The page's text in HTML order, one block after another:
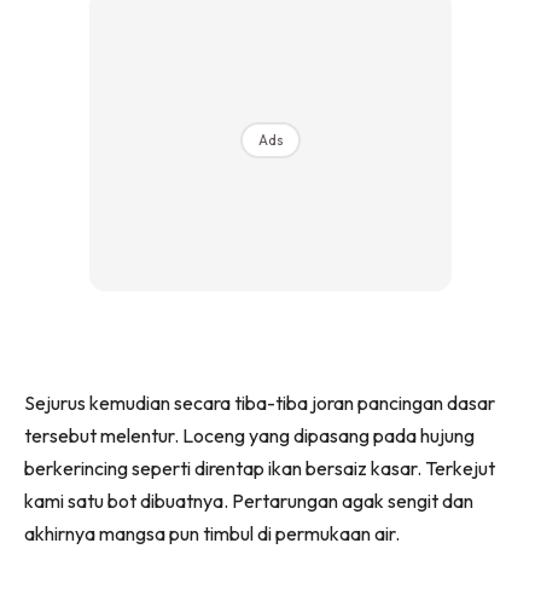
Ads
Sejurus kemudian secara tiba-tiba joran pancingan dasar
tersebut melentur. Loceng yang dipasang pada hujung
berkerincing seperti direntap ikan bersaiz kasar. Terkejut
kami satu bot dibuatnya. Pertarungan agak sengit dan
akhirnya mangsa pun timbul di permukaan air.